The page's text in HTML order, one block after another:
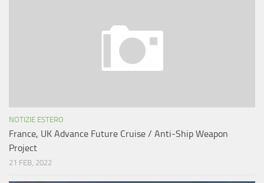
NOTIZIE ESTERO
France, UK Advance Future Cruise / Anti-Ship Weapon
Project
21 FEB, 2022